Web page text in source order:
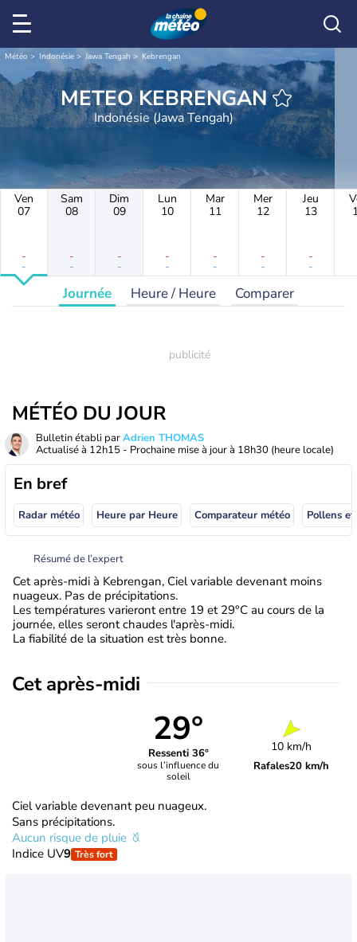
Météo Indonésie Jawa Tengah Kebrengan
METEO KEBRENGAN
Indonésie (Jawa Tengah)
Ven
07
-
-
Sam
08
-
-
Dim
09
-
-
Lun
10
-
-
Mar
11
-
-
Mer
12
-
-
Jeu
13
-
-
Journée Heure / Heure Comparer
MÉTÉO DU JOUR
Bulletin établi parAdrien THOMAS
Actualisé à 12h15 - Prochaine mise à jour à 18h30 (heure locale)
En bref
Radar météo Heure par Heure Comparateur météo Pollens
Résumé de l’expert
Cet après-midi à Kebrengan, Ciel variable devenant moins
nuageux. Pas de précipitations.
Les températures varieront entre 19 et 29°C au cours de la
journée, elles seront chaudes l'après-midi.
La fiabilité de la situation est très bonne.
Cet après-midi
29°
Ressenti 36°
sous l’influence du
soleil
10 km/h
Rafales20 km/h
Ciel variable devenant peu nuageux.
Sans précipitations.
Aucun risque de pluie
Indice UV9 Très fort